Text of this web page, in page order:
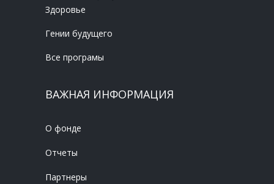
Здоровье
Гении будущего
Все програмы
ВАЖНАЯ ИНФОРМАЦИЯ
О фонде
Отчеты
Партнеры